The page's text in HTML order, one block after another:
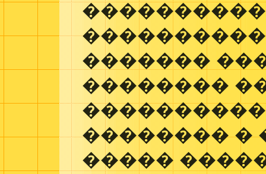
�������
��������
�������� �
�����